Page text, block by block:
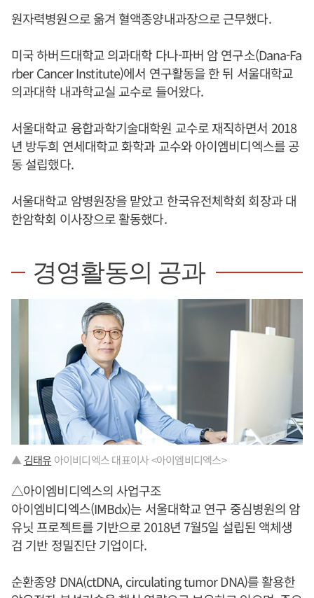
원자력병원으로 옮겨 혈액종양내과장으로 근무했다.
미국 하버드대학교 의과대학 다나-파버 암 연구소(Dana-Fa
rber Cancer Institute)에서 연구활동을 한 뒤 서울대학교
의과대학 내과학교실 교수로 들어왔다.
서울대학교 융합과학기술대학원 교수로 재직하면서 2018
년 방두희 연세대학교 화학과 교수와 아이엠비디엑스를 공
동 설립했다.
서울대학교 암병원장을 맡았고 한국유전체학회 회장과 대
한암학회 이사장으로 활동했다.
경영활동의 공과
▲ 김태유 아이비디엑스 대표이사 <아이엠비디엑스>
△아이엠비디엑스의 사업구조
아이엠비디엑스(IMBdx)는 서울대학교 연구 중심병원의 암
유닛 프로젝트를 기반으로 2018년 7월5일 설립된 액체생
검 기반 정밀진단 기업이다.
순환종양 DNA(ctDNA, circulating tumor DNA)를 활용한